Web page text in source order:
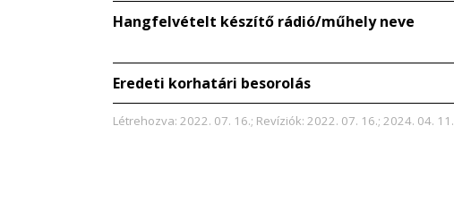
Hangfelvételt készítő rádió/műhely neve
Eredeti korhatári besorolás
Létrehozva: 2022. 07. 16.; Revíziók: 2022. 07. 16.; 2024. 04. 11.